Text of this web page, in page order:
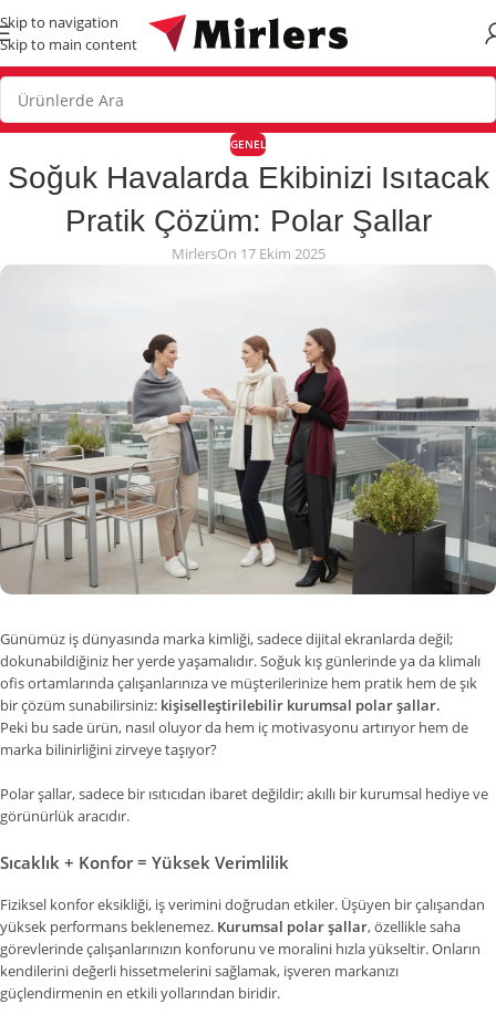
Skip to navigation
Skip to main content
GENEL
Soğuk Havalarda Ekibinizi Isıtacak
Pratik Çözüm: Polar Şallar
MirlersOn 17 Ekim 2025
Günümüz iş dünyasında marka kimliği, sadece dijital ekranlarda değil;
dokunabildiğiniz her yerde yaşamalıdır. Soğuk kış günlerinde ya da klimalı
ofis ortamlarında çalışanlarınıza ve müşterilerinize hem pratik hem de şık
bir çözüm sunabilirsiniz: kişiselleştirilebilir kurumsal polar şallar.
Peki bu sade ürün, nasıl oluyor da hem iç motivasyonu artırıyor hem de
marka bilinirliğini zirveye taşıyor?
Polar şallar, sadece bir ısıtıcıdan ibaret değildir; akıllı bir kurumsal hediye ve
görünürlük aracıdır.
Sıcaklık + Konfor = Yüksek Verimlilik
Fiziksel konfor eksikliği, iş verimini doğrudan etkiler. Üşüyen bir çalışandan
yüksek performans beklenemez. Kurumsal polar şallar, özellikle saha
görevlerinde çalışanlarınızın konforunu ve moralini hızla yükseltir. Onların
kendilerini değerli hissetmelerini sağlamak, işveren markanızı
güçlendirmenin en etkili yollarından biridir.